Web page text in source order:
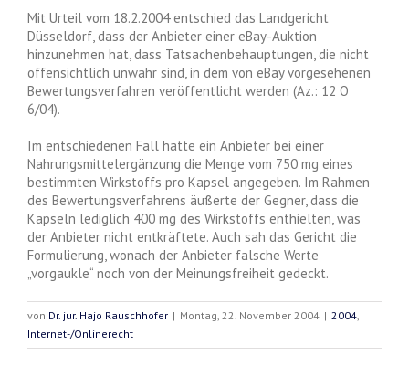
Mit Urteil vom 18.2.2004 entschied das Landgericht
Düsseldorf, dass der Anbieter einer eBay-Auktion
hinzunehmen hat, dass Tatsachenbehauptungen, die nicht
offensichtlich unwahr sind, in dem von eBay vorgesehenen
Bewertungsverfahren veröffentlicht werden (Az.: 12 O
6/04).
Im entschiedenen Fall hatte ein Anbieter bei einer
Nahrungsmittelergänzung die Menge vom 750 mg eines
bestimmten Wirkstoffs pro Kapsel angegeben. Im Rahmen
des Bewertungsverfahrens äußerte der Gegner, dass die
Kapseln lediglich 400 mg des Wirkstoffs enthielten, was
der Anbieter nicht entkräftete. Auch sah das Gericht die
Formulierung, wonach der Anbieter falsche Werte
„vorgaukle“ noch von der Meinungsfreiheit gedeckt.
von Dr. jur. Hajo Rauschhofer | Montag, 22. November 2004 | 2004
Internet-/Onlinerecht